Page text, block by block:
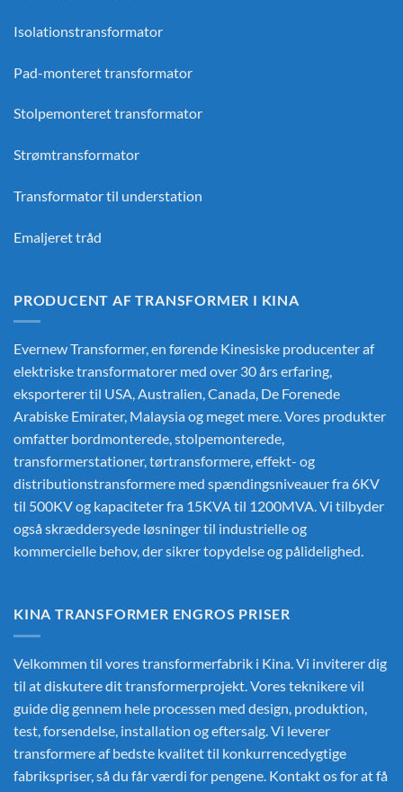
Isolationstransformator
Pad-monteret transformator
Stolpemonteret transformator
Strømtransformator
Transformator til understation
Emaljeret tråd
PRODUCENT AF TRANSFORMER I KINA
Evernew Transformer, en førende Kinesiske producenter af
elektriske transformatorer med over 30 års erfaring,
eksporterer til USA, Australien, Canada, De Forenede
Arabiske Emirater, Malaysia og meget mere. Vores produkter
omfatter bordmonterede, stolpemonterede,
transformerstationer, tørtransformere, effekt- og
distributionstransformere med spændingsniveauer fra 6KV
til 500KV og kapaciteter fra 15KVA til 1200MVA. Vi tilbyder
også skræddersyede løsninger til industrielle og
kommercielle behov, der sikrer topydelse og pålidelighed.
KINA TRANSFORMER ENGROS PRISER
Velkommen til vores transformerfabrik i Kina. Vi inviterer dig
til at diskutere dit transformerprojekt. Vores teknikere vil
guide dig gennem hele processen med design, produktion,
test, forsendelse, installation og eftersalg. Vi leverer
transformere af bedste kvalitet til konkurrencedygtige
fabrikspriser, så du får værdi for pengene. Kontakt os for at få